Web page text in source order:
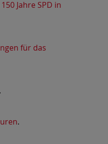
Jahre SPD in
für das
.
.